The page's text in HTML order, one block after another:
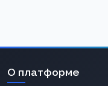
О платформе